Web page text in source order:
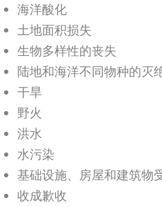
海洋酸化
土地面积损失
生物多样性的丧失
陆地和海洋不同物种的灭
干旱
野火
洪水
水污染
基础设施、房屋和建筑物
收成歉收